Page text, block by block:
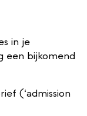
in je
een bijkomend
(‘admission